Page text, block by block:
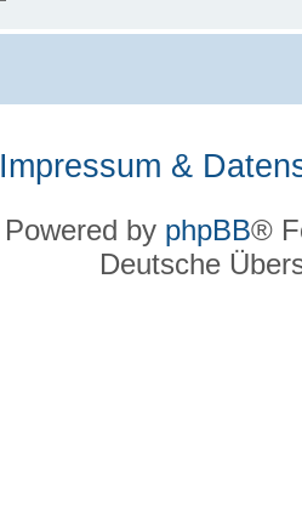
Impressum &
Powered by phpBB®
Deutsche